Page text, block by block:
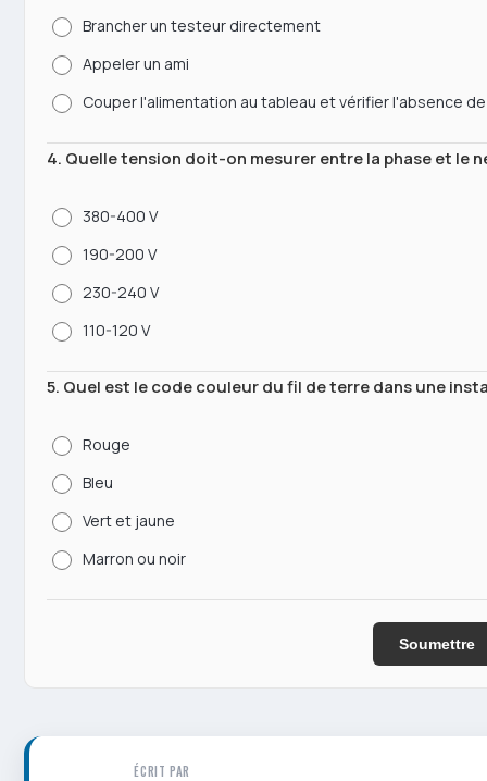
Brancher un testeur directement
Appeler un ami
Couper l'alimentation au tableau et vérifier l'absence
4. Quelle tension doit-on mesurer entre la phase et le
380-400 V
190-200 V
230-240 V
110-120 V
5. Quel est le code couleur du fil de terre dans une
Rouge
Bleu
Vert et jaune
Marron ou noir
Soumettre
ÉCRIT PAR